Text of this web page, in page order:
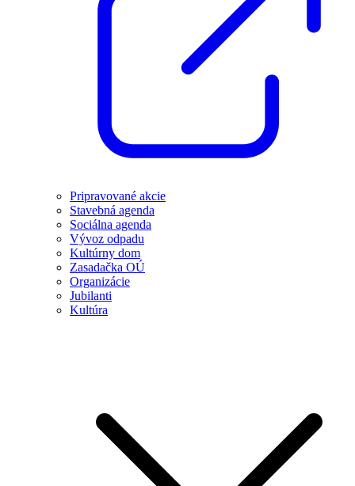
Pripravované akcie
Stavebná agenda
Sociálna agenda
Vývoz odpadu
Kultúrny dom
Zasadačka OÚ
Organizácie
Jubilanti
Kultúra